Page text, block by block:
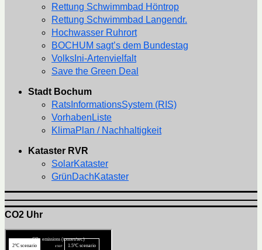
Rettung Schwimmbad Höntrop
Rettung Schwimmbad Langendr.
Hochwasser Ruhrort
BOCHUM sagt’s dem Bundestag
VolksIni-Artenvielfalt
Save the Green Deal
Stadt Bochum
RatsInformationsSystem (RIS)
VorhabenListe
KlimaPlan / Nachhaltigkeit
Kataster RVR
SolarKataster
GrünDachKataster
CO2 Uhr